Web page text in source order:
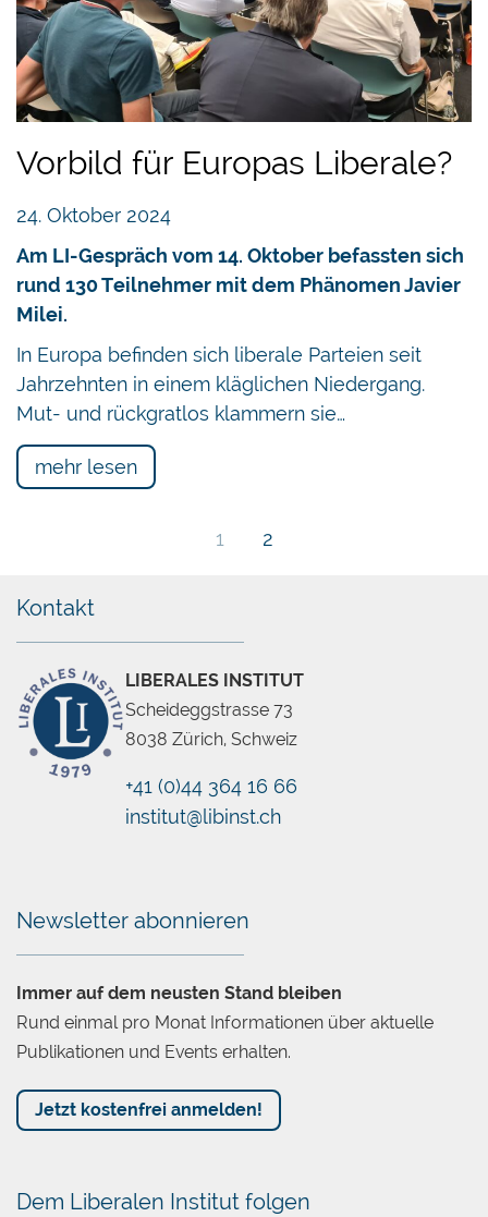
Chatbot
Vorbild für Europas Liberale?
24. Oktober 2024
Am LI-Gespräch vom 14. Oktober befassten sich
rund 130 Teilnehmer mit dem Phänomen Javier
Milei.
In Europa befinden sich liberale Parteien seit
Jahrzehnten in einem kläglichen Niedergang.
Mut- und rückgratlos klammern sie…
mehr lesen
1 2
Kontakt
LIBERALES INSTITUT
Scheideggstrasse 73
8038 Zürich, Schweiz
+41 (0)44 364 16 66
institut@libinst.ch
Newsletter abonnieren
Immer auf dem neusten Stand bleiben
Rund einmal pro Monat Informationen über aktuelle
Publikationen und Events erhalten.
Jetzt kostenfrei anmelden!
Dem Liberalen Institut folgen